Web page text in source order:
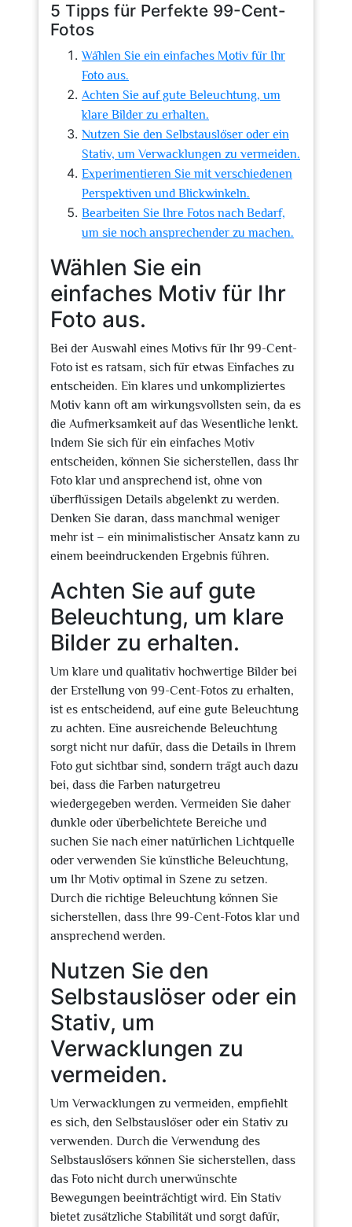
5 Tipps für Perfekte 99-Cent-
Fotos
Wählen Sie ein einfaches Motiv für Ihr
Foto aus.
Achten Sie auf gute Beleuchtung, um
klare Bilder zu erhalten.
Nutzen Sie den Selbstauslöser oder ein
Stativ, um Verwacklungen zu vermeiden.
Experimentieren Sie mit verschiedenen
Perspektiven und Blickwinkeln.
Bearbeiten Sie Ihre Fotos nach Bedarf,
um sie noch ansprechender zu machen.
Wählen Sie ein
einfaches Motiv für Ihr
Foto aus.
Bei der Auswahl eines Motivs für Ihr 99-Cent-
Foto ist es ratsam, sich für etwas Einfaches zu
entscheiden. Ein klares und unkompliziertes
Motiv kann oft am wirkungsvollsten sein, da es
die Aufmerksamkeit auf das Wesentliche lenkt.
Indem Sie sich für ein einfaches Motiv
entscheiden, können Sie sicherstellen, dass Ihr
Foto klar und ansprechend ist, ohne von
überflüssigen Details abgelenkt zu werden.
Denken Sie daran, dass manchmal weniger
mehr ist – ein minimalistischer Ansatz kann zu
einem beeindruckenden Ergebnis führen.
Achten Sie auf gute
Beleuchtung, um klare
Bilder zu erhalten.
Um klare und qualitativ hochwertige Bilder bei
der Erstellung von 99-Cent-Fotos zu erhalten,
ist es entscheidend, auf eine gute Beleuchtung
zu achten. Eine ausreichende Beleuchtung
sorgt nicht nur dafür, dass die Details in Ihrem
Foto gut sichtbar sind, sondern trägt auch dazu
bei, dass die Farben naturgetreu
wiedergegeben werden. Vermeiden Sie daher
dunkle oder überbelichtete Bereiche und
suchen Sie nach einer natürlichen Lichtquelle
oder verwenden Sie künstliche Beleuchtung,
um Ihr Motiv optimal in Szene zu setzen.
Durch die richtige Beleuchtung können Sie
sicherstellen, dass Ihre 99-Cent-Fotos klar und
ansprechend werden.
Nutzen Sie den
Selbstauslöser oder ein
Stativ, um
Verwacklungen zu
vermeiden.
Um Verwacklungen zu vermeiden, empfiehlt
es sich, den Selbstauslöser oder ein Stativ zu
verwenden. Durch die Verwendung des
Selbstauslösers können Sie sicherstellen, dass
das Foto nicht durch unerwünschte
Bewegungen beeinträchtigt wird. Ein Stativ
bietet zusätzliche Stabilität und sorgt dafür,